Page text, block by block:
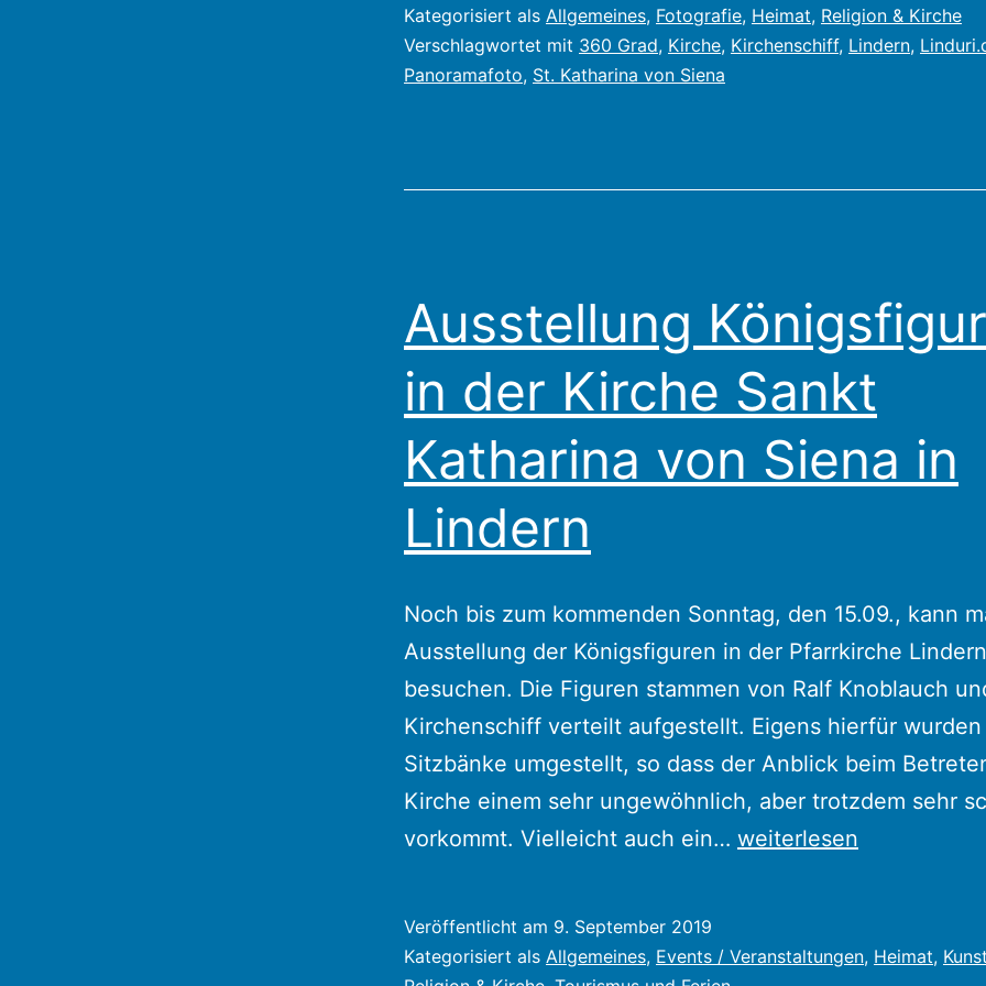
Siena
in
Lindern
2022
Kategorisiert als Allgemeines, Fotografie, Heimat, Religion & Kirche
Verschlagwortet mit 360 Grad, Kirche, Kirchenschiff, Lindern,
Panoramafoto, St. Katharina von Siena
Ausstellung
in der Kirche Sankt
Katharina von Siena in
Lindern
Noch bis zum kommenden Sonntag, den 15.09., kann
Ausstellung der Königsfiguren in der Pfarrkirche Lindern
besuchen. Die Figuren stammen von Ralf Knoblauch
Kirchenschiff verteilt aufgestellt. Eigens hierfür wurden
Sitzbänke umgestellt, so dass der Anblick beim
Kirche einem sehr ungewöhnlich, aber trotzdem sehr
vorkommt. Vielleicht auch ein… Ausstellung
der
weiterlesen
Veröffentlicht am 9. September 2019
Kategorisiert als Allgemeines, Events / Veranstaltungen, Heimat,